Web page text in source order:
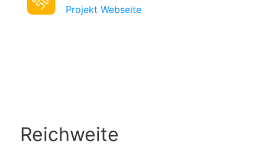
Projekt Webseite
Reichweite